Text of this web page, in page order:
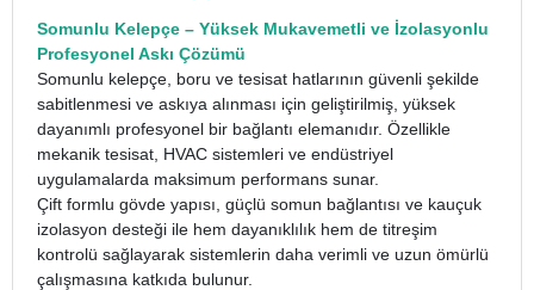
Somunlu Kelepçe – Yüksek Mukavemetli ve İzolasyonlu
Profesyonel Askı Çözümü
Somunlu kelepçe, boru ve tesisat hatlarının güvenli şekilde
sabitlenmesi ve askıya alınması için geliştirilmiş, yüksek
dayanımlı profesyonel bir bağlantı elemanıdır. Özellikle
mekanik tesisat, HVAC sistemleri ve endüstriyel
uygulamalarda maksimum performans sunar.
Çift formlu gövde yapısı, güçlü somun bağlantısı ve kauçuk
izolasyon desteği ile hem dayanıklılık hem de titreşim
kontrolü sağlayarak sistemlerin daha verimli ve uzun ömürlü
çalışmasına katkıda bulunur.